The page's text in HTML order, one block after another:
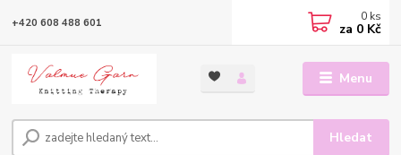
Menu
Hledat
+420 608 488 601 0 ks
za 0 Kč